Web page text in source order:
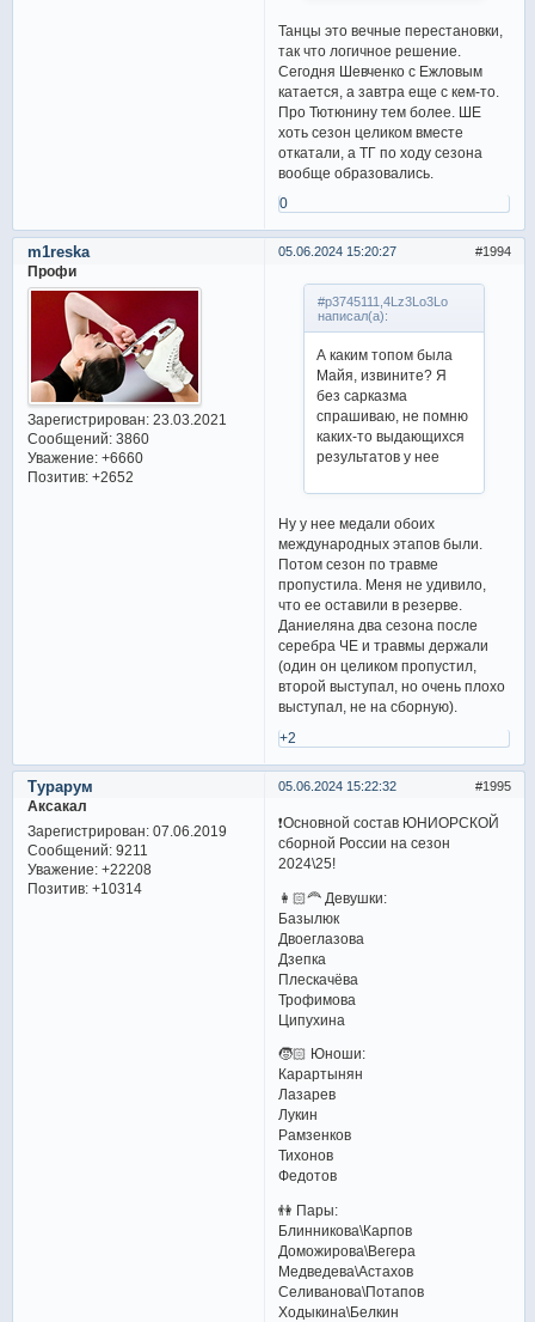
Танцы это вечные перестановки,
так что логичное решение.
Сегодня Шевченко с Ежловым
катается, а завтра еще с кем-то.
Про Тютюнину тем более. ШЕ
хоть сезон целиком вместе
откатали, а ТГ по ходу сезона
вообще образовались.
0
1994
05.06.2024 15:20:27
m1reska
Профи
Зарегистрирован: 23.03.2021
Сообщений:3860
Уважение: +6660
Позитив: +2652
#p3745111,4Lz3Lo3Lo
написал(а):
А каким топом была
Майя, извините? Я
без сарказма
спрашиваю, не помню
каких-то выдающихся
результатов у нее
Ну у нее медали обоих
международных этапов были.
Потом сезон по травме
пропустила. Меня не удивило,
что ее оставили в резерве.
Даниеляна два сезона после
серебра ЧЕ и травмы держали
(один он целиком пропустил,
второй выступал, но очень плохо
выступал, не на сборную).
+2
1995
05.06.2024 15:22:32
Турарум
Аксакал
Зарегистрирован: 07.06.2019
Сообщений:9211
Уважение: +22208
Позитив: +10314
❗️Основной состав ЮНИОРСКОЙ
сборной России на сезон
2024\25!
👩🏻‍🦰 Девушки:
Базылюк
Двоеглазова
Дзепка
Плескачёва
Трофимова
Ципухина
🧒🏻 Юноши:
Карартынян
Лазарев
Лукин
Рамзенков
Тихонов
Федотов
👫 Пары:
Блинникова\Карпов
Доможирова\Вегера
Медведева\Астахов
Селиванова\Потапов
Ходыкина\Белкин